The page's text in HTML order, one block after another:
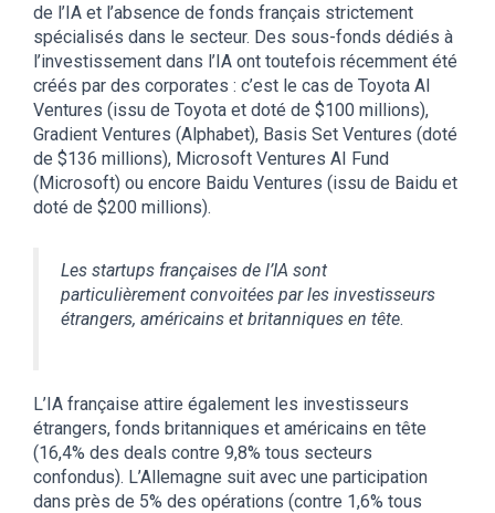
de l’IA et l’absence de fonds français strictement
spécialisés dans le secteur. Des sous-fonds dédiés à
l’investissement dans l’IA ont toutefois récemment été
créés par des corporates : c’est le cas de Toyota AI
Ventures (issu de Toyota et doté de $100 millions),
Gradient Ventures (Alphabet), Basis Set Ventures (doté
de $136 millions), Microsoft Ventures AI Fund
(Microsoft) ou encore Baidu Ventures (issu de Baidu et
doté de $200 millions).
Les startups françaises de l’IA sont
particulièrement convoitées par les investisseurs
étrangers, américains et britanniques en tête.
L’IA française attire également les investisseurs
étrangers, fonds britanniques et américains en tête
(16,4% des deals contre 9,8% tous secteurs
confondus). L’Allemagne suit avec une participation
dans près de 5% des opérations (contre 1,6% tous